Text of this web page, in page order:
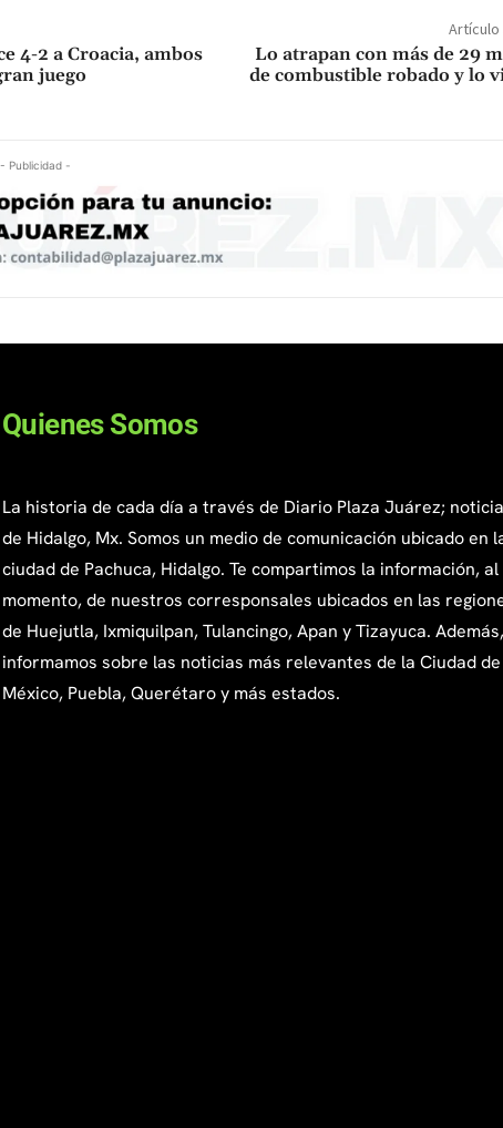
4-2 a Croacia, ambos
juego
Lo atrapan con más de 29
de combustible robado y lo
- Publicidad -
Quienes Somos
La historia de cada día a través de Diario Plaza Juárez;
de Hidalgo, Mx. Somos un medio de comunicación ubicado en
ciudad de Pachuca, Hidalgo. Te compartimos la información, al
momento, de nuestros corresponsales ubicados en las
de Huejutla, Ixmiquilpan, Tulancingo, Apan y Tizayuca.
informamos sobre las noticias más relevantes de la Ciudad de
México, Puebla, Querétaro y más estados.